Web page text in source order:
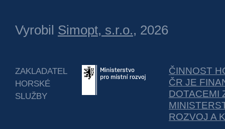
Vyrobil Simopt, s.r.o., 2026
ZAKLADATEL
HORSKÉ
SLUŽBY
ČINNOST
ČR JE
DOTACEMI
ROZVOJ A